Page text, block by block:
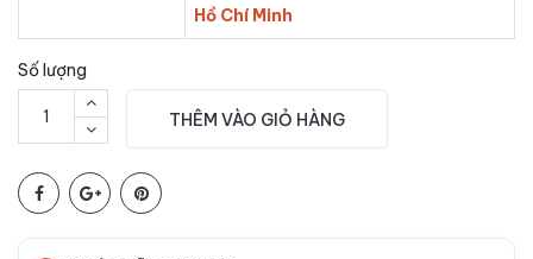
Hồ Chí Minh
Số lượng
THÊM VÀO GIỎ HÀNG